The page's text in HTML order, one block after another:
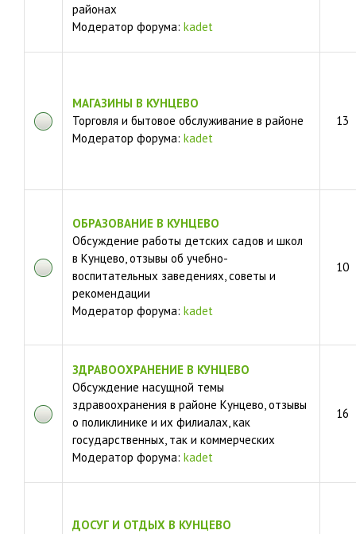
районах
Модератор форума: kadet
МАГАЗИНЫ В КУНЦЕВО
Торговля и бытовое обслуживание в районе
Модератор форума: kadet
13
ОБРАЗОВАНИЕ В КУНЦЕВО
Обсуждение работы детских садов и школ
в Кунцево, отзывы об учебно-
воспитательных заведениях, советы и
рекомендации
Модератор форума: kadet
10
ЗДРАВООХРАНЕНИЕ В КУНЦЕВО
Обсуждение насущной темы
здравоохранения в районе Кунцево, отзывы
о поликлинике и их филиалах, как
государственных, так и коммерческих
Модератор форума: kadet
16
ДОСУГ И ОТДЫХ В КУНЦЕВО